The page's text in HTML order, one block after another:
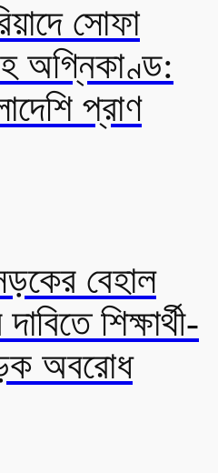
সোফা
অগ্নিকাণ্ড:
প্রাণ
বেহাল
শিক্ষার্থী-
অবরোধ